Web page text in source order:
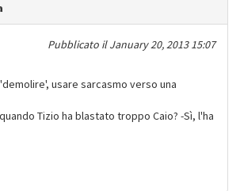
Pubblicato ilJanuary 20, 2013 15:07
usare sarcasmo verso una
Tizio ha blastato troppo Caio? -Sì, l'ha